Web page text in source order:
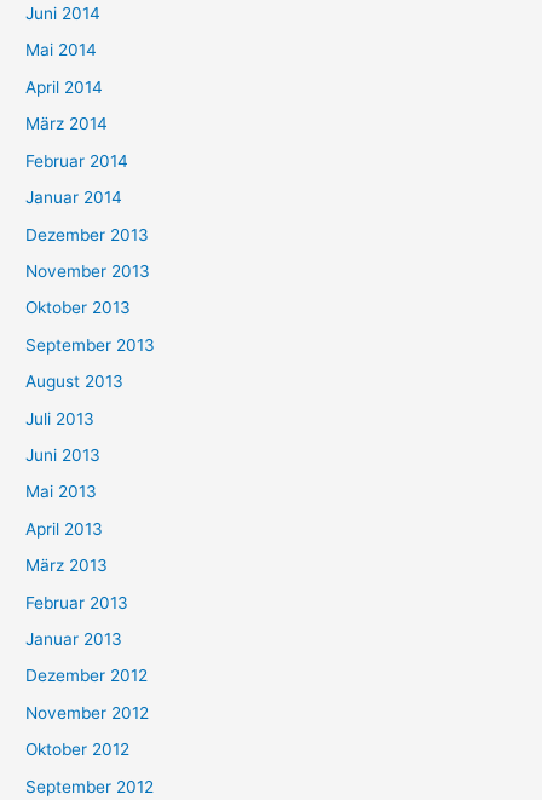
Juni 2014
Mai 2014
April 2014
März 2014
Februar 2014
Januar 2014
Dezember 2013
November 2013
Oktober 2013
September 2013
August 2013
Juli 2013
Juni 2013
Mai 2013
April 2013
März 2013
Februar 2013
Januar 2013
Dezember 2012
November 2012
Oktober 2012
September 2012